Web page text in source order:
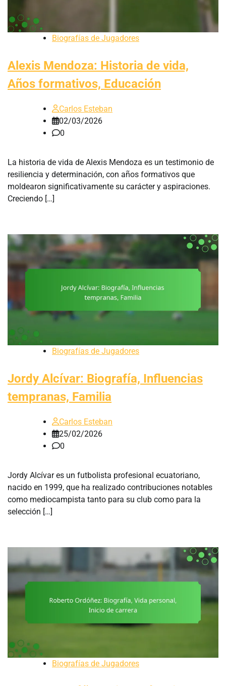
Biografías de Jugadores
Alexis Mendoza: Historia de vida,
Años formativos, Educación
Carlos Esteban
02/03/2026
0
La historia de vida de Alexis Mendoza es un testimonio de
resiliencia y determinación, con años formativos que
moldearon significativamente su carácter y aspiraciones.
Creciendo […]
Biografías de Jugadores
Jordy Alcívar: Biografía, Influencias
tempranas, Familia
Carlos Esteban
25/02/2026
0
Jordy Alcívar es un futbolista profesional ecuatoriano,
nacido en 1999, que ha realizado contribuciones notables
como mediocampista tanto para su club como para la
selección […]
Biografías de Jugadores